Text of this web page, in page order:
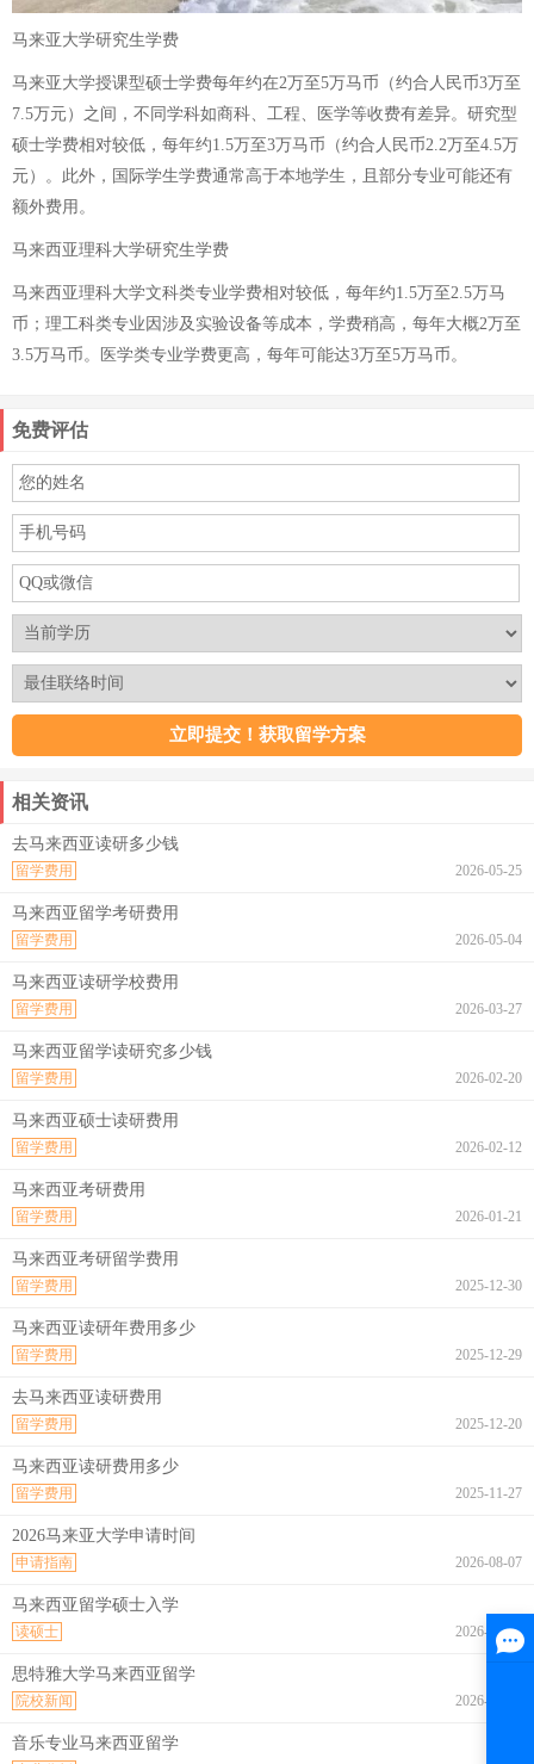
马来亚大学研究生学费
马来亚大学授课型硕士学费每年约在2万至5万马币（约合人民币3万至
7.5万元）之间，不同学科如商科、工程、医学等收费有差异。研究型
硕士学费相对较低，每年约1.5万至3万马币（约合人民币2.2万至4.5万
元）。此外，国际学生学费通常高于本地学生，且部分专业可能还有
额外费用。
马来西亚理科大学研究生学费
马来西亚理科大学文科类专业学费相对较低，每年约1.5万至2.5万马
币；理工科类专业因涉及实验设备等成本，学费稍高，每年大概2万至
3.5万马币。医学类专业学费更高，每年可能达3万至5万马币。
免费评估
相关资讯
去马来西亚读研多少钱
2026-05-25
留学费用
马来西亚留学考研费用
2026-05-04
留学费用
马来西亚读研学校费用
2026-03-27
留学费用
马来西亚留学读研究多少钱
2026-02-20
留学费用
马来西亚硕士读研费用
2026-02-12
留学费用
马来西亚考研费用
2026-01-21
留学费用
马来西亚考研留学费用
2025-12-30
留学费用
马来西亚读研年费用多少
2025-12-29
留学费用
去马来西亚读研费用
2025-12-20
留学费用
马来西亚读研费用多少
2025-11-27
留学费用
2026马来亚大学申请时间
2026-08-07
申请指南
马来西亚留学硕士入学
2026-08-07
读硕士
思特雅大学马来西亚留学
2026-08-07
院校新闻
音乐专业马来西亚留学